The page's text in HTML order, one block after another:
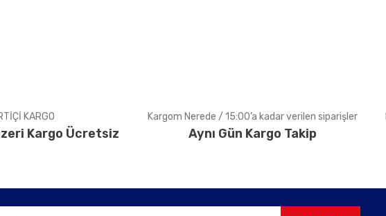
KARGO
Kargo Ücretsiz
Kargom Nerede / 15:00’a kadar verilen siparişler
Aynı Gün Kargo Takip